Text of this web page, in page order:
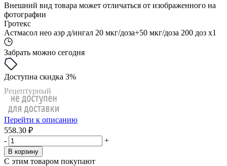
Внешний вид товара может отличаться от изображенного на
фотографии
Гротекс
Астмасол нео аэр д/ингал 20 мкг/доза+50 мкг/доза 200 доз x1
Забрать можно сегодня
Доступна скидка 3%
Рецептурный
Перейти к описанию
558.30 ₽
-
+
В корзину
С этим товаром покупают